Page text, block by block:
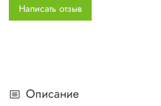
Не смотря на внушительные
конструкция каркасов плюс
Написать отзыв
Описание